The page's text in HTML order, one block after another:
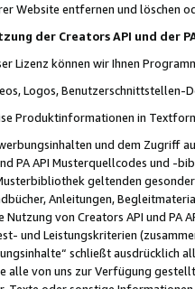
Website entfernen und löschen
der Creators API und der
Lizenz können wir Ihnen
Logos, Benutzerschnittstellen-
Produktinformationen in
und dem Zugriff
PA API Musterquellcodes und
geltenden
Anleitungen,
von Creators API und PA
und Leistungskriterien
schließt ausdrücklich
alle von uns zur Verfügung